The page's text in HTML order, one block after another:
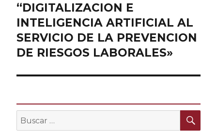
siguiente:
“DIGITALIZACION E
INTELIGENCIA ARTIFICIAL AL
SERVICIO DE LA PREVENCION
DE RIESGOS LABORALES»
Buscar
por: